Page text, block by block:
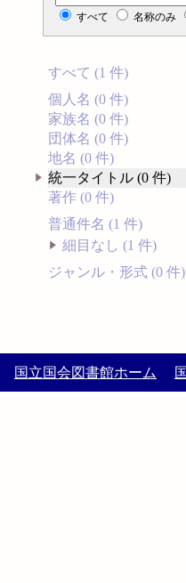
すべて 名称のみ
すべて (1 件)
個人名 (0 件)
家族名 (0 件)
団体名 (0 件)
地名 (0 件)
統一タイトル (0 件)
著作 (0 件)
普通件名 (1 件)
細目なし (1 件)
ジャンル・形式 (0 件)
国立国会図書館ホーム